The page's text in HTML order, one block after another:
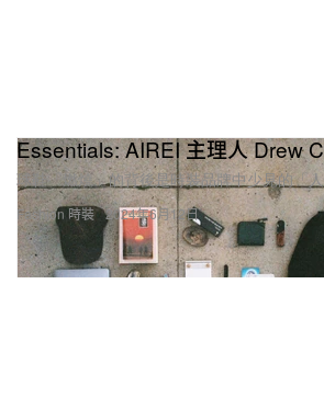
Fashion 時裝
Essentials: AIREI 主理人 Drew
球鞋「燃燒」的背後是時裝品牌中少見的「
2024年6月12日